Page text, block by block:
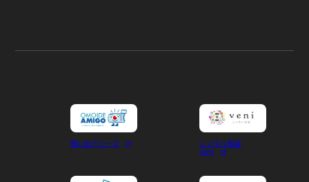
想い出アミーゴ
レンタル琉装
veni